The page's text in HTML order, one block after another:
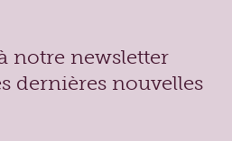
notre newsletter
dernières nouvelles